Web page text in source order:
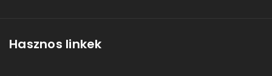
Hasznos linkek